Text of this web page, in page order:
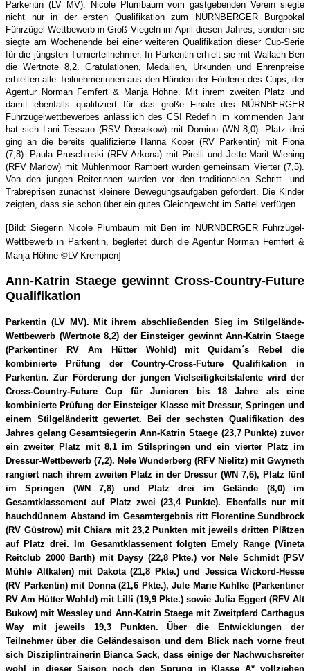
Parkentin (LV MV). Nicole Plumbaum vom gastgebenden Verein siegte
nicht nur in der ersten Qualifikation zum NÜRNBERGER Burgpokal
Führzügel-Wettbewerb in Groß Viegeln im April diesen Jahres, sondern sie
siegte am Wochenende bei einer weiteren Qualifikation dieser Cup-Serie
für die jüngsten Turnierteilnehmer. In Parkentin erhielt sie mit Wallach Ben
die Wertnote 8,2. Gratulationen, Medaillen, Urkunden und Ehrenpreise
erhielten alle Teilnehmerinnen aus den Händen der Förderer des Cups, der
Agentur Norman Femfert & Manja Höhne. Mit ihrem zweiten Platz und
damit ebenfalls qualifiziert für das große Finale des NÜRNBERGER
Führzügelwettbewerbes anlässlich des CSI Redefin im kommenden Jahr
hat sich Lani Tessaro (RSV Dersekow) mit Domino (WN 8,0). Platz drei
ging an die bereits qualifizierte Hanna Koper (RV Parkentin) mit Fiona
(7,8). Paula Pruschinski (RFV Arkona) mit Pirelli und Jette-Marit Wiening
(RFV Marlow) mit Mühlenmoor Rambert wurden gemeinsam Vierter (7,5).
Von den jungen Reiterinnen wurden vor den traditionellen Schritt- und
Trabreprisen zunächst kleinere Bewegungsaufgaben gefordert. Die Kinder
zeigten, dass sie schon über ein gutes Gleichgewicht im Sattel verfügen.
[Bild: Siegerin Nicole Plumbaum mit Ben im NÜRNBERGER Führzügel-
Wettbewerb in Parkentin, begleitet durch die Agentur Norman Femfert &
Manja Höhne ©LV-Krempien]
Ann-Katrin Staege gewinnt Cross-Country-Future
Qualifikation
Parkentin (LV MV). Mit ihrem abschließenden Sieg im Stilgelände-
Wettbewerb (Wertnote 8,2) der Einsteiger gewinnt Ann-Katrin Staege
(Parkentiner RV Am Hütter Wohld) mit Quidam´s Rebel die
kombinierte Prüfung der Country-Cross-Future Qualifikation in
Parkentin. Zur Förderung der jungen Vielseitigkeitstalente wird der
Cross-Country-Future Cup für Junioren bis 18 Jahre als eine
kombinierte Prüfung der Einsteiger Klasse mit Dressur, Springen und
einem Stilgeländeritt gewertet. Bei der sechsten Qualifikation des
Jahres gelang Gesamtsiegerin Ann-Katrin Staege (23,7 Punkte) zuvor
ein zweiter Platz mit 8,1 im Stilspringen und ein vierter Platz im
Dressur-Wettbewerb (7,2). Nele Wunderberg (RFV Nielitz) mit Gwyneth
rangiert nach ihrem zweiten Platz in der Dressur (WN 7,6), Platz fünf
im Springen (WN 7,8) und Platz drei im Gelände (8,0) im
Gesamtklassement auf Platz zwei (23,4 Punkte). Ebenfalls nur mit
hauchdünnem Abstand im Gesamtergebnis ritt Florentine Sundbrock
(RV Güstrow) mit Chiara mit 23,2 Punkten mit jeweils dritten Plätzen
auf Platz drei. Im Gesamtklassement folgten Emely Range (Vineta
Reitclub 2000 Barth) mit Daysy (22,8 Pkte.) vor Nele Schmidt (PSV
Mühle Altkalen) mit Dakota (21,8 Pkte.) und Jessica Wickord-Hesse
(RV Parkentin) mit Donna (21,6 Pkte.), Jule Marie Kuhlke (Parkentiner
RV Am Hütter Wohld) mit Lilli (19,9 Pkte.) sowie Julia Eggert (RFV Alt
Bukow) mit Wessley und Ann-Katrin Staege mit Zweitpferd Carthagus
Way mit jeweils 19,3 Punkten. Über die Entwicklungen der
Teilnehmer über die Geländesaison und dem Blick nach vorne freut
sich Disziplintrainerin Bianca Sack, dass einige der Nachwuchsreiter
wohl in dieser Saison noch den Sprung in Klasse A* vollziehen